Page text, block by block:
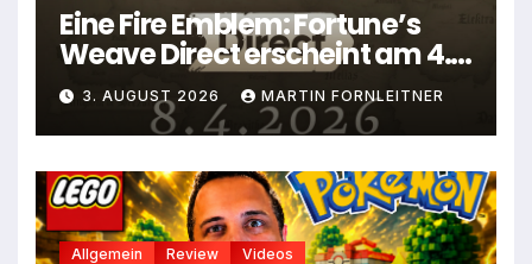
Eine Fire Emblem: Fortune’s
Weave Direct erscheint am 4.
August
3. AUGUST 2026 MARTIN FORNLEITNER
Allgemein Review Videos